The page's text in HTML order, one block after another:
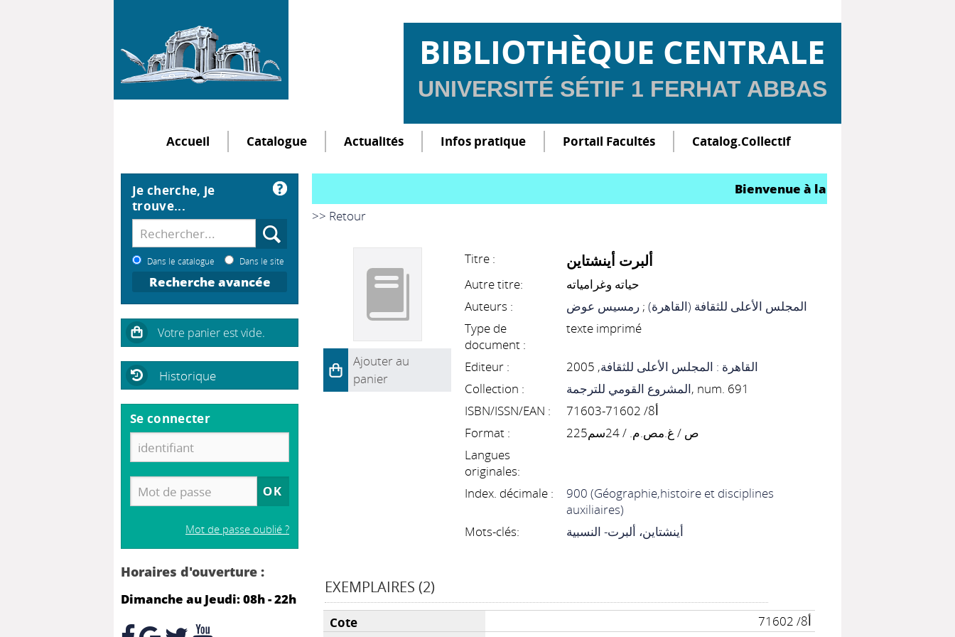
BIBLIOTHÈQUE CENTRALE
UNIVERSITÉ SÉTIF 1 FERHAT ABBAS
Accueil Catalogue Actualités Infos pratique Portail Facultés Catalog.Collectif
Bienvenue à la Bibliothèque Centrale
>> Retour
Ajouter au
panier
Titre : ألبرت أينشتاين
Autre titre:
حياته وغرامياته
Auteurs :
المجلس الأعلى للثقافة (القاهرة); رمسيس عوض
Type de
document :
texte imprimé
Editeur : القاهرة : المجلس الأعلى للثقافة, 2005
Collection :
المشروع القومي للترجمة, num. 691
ISBN/ISSN/EAN :
أ8/ 71602-71603
Format :
225ص / غ.مص.م. / 24سم
Langues
originales:
Index. décimale :
900 (Géographie,histoire et disciplines
auxiliaires)
Mots-clés:
أينشتاين، ألبرت- النسبية
EXEMPLAIRES (2)
أ8/ 71602
Je cherche, je
trouve...
Dans le catalogue Dans le site
Recherche avancée
Historique
Se connecter
Mot de passe oublié ?
Horaires d'ouverture :
Dimanche au Jeudi: 08h - 22h